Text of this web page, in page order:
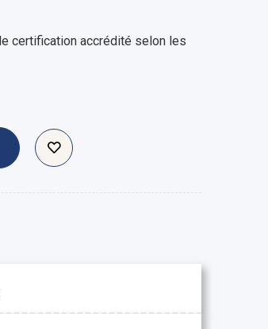
certification accrédité selon les